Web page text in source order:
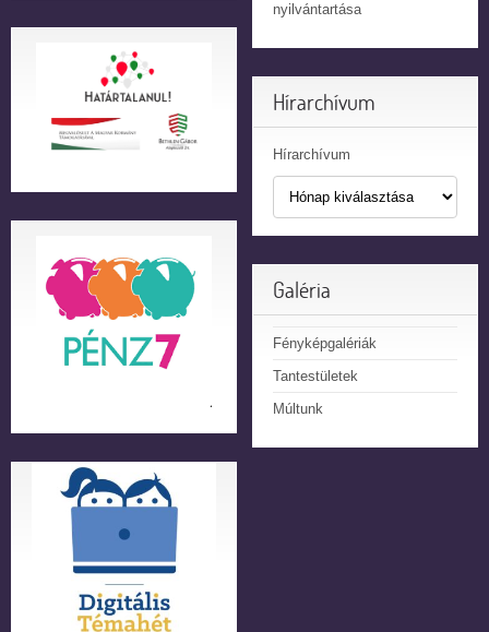
nyilvántartása
Hírarchívum
Hírarchívum
Galéria
Fényképgalériák
Tantestületek
Múltunk